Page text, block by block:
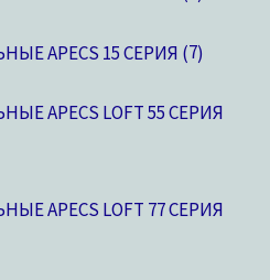
APECS 15 СЕРИЯ 7
APECS LOFT 55 СЕРИЯ
APECS LOFT 77 СЕРИЯ